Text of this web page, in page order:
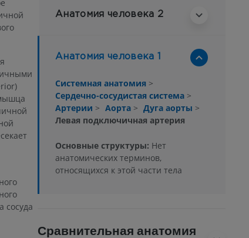
сосуда
Анатомия человека 2
Анатомия человека 1
Системная анатомия >
Сердечно-сосудистая система >
Артерии > Аорта > Дуга аорты >
Левая подключичная артерия
Основные структуры: Нет
анатомических терминов,
относящихся к этой части тела
Сравнительная анатомия